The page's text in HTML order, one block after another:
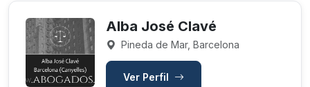
Alba José Clavé
Pineda de Mar, Barcelona
Ver Perfil